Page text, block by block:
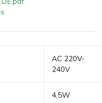
AC 220V-
240V
4,5W